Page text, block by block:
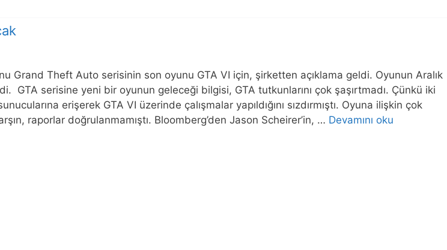
Grand Theft Auto serisinin son oyunu GTA VI için, şirketten açıklama geldi. Oyunun Aralık
GTA serisine yeni bir oyunun geleceği bilgisi, GTA tutkunlarını çok şaşırtmadı. Çünkü iki
erişerek GTA VI üzerinde çalışmalar yapıldığını sızdırmıştı. Oyuna ilişkin çok
raporlar doğrulanmamıştı. Bloomberg’den Jason Scheirer’in, … Devamını oku